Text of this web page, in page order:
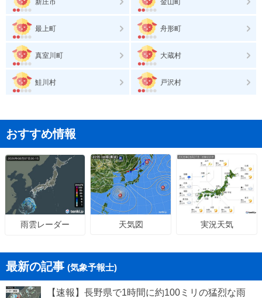
最上町 舟形町
真室川町 大蔵村
鮭川村 戸沢村
おすすめ情報
雨雲レーダー 天気図 実況天気
最新の記事 (気象予報士)
【速報】長野県で1時間に約100ミリの猛烈な雨